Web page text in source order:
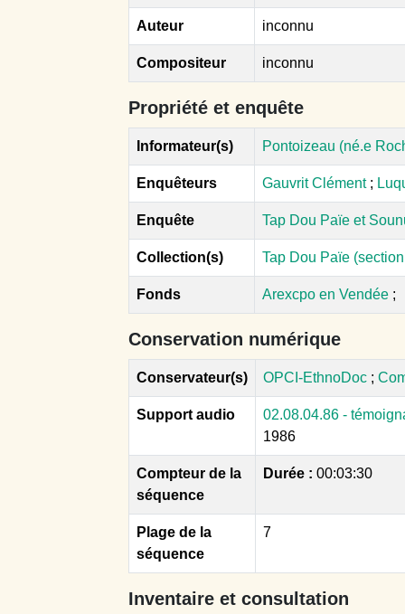
Auteur inconnu
Compositeur inconnu
Propriété et enquête
Informateur(s) Pontoizeau (né.e
Enquêteurs Gauvrit Clément;
Enquête Tap Dou Païe et
Collection(s) Tap Dou Païe
Fonds Arexcpo en Vendée ;
Conservation numérique
Conservateur(s) OPCI-EthnoDoc ;
Support audio
02.08.04.86 -
1986
Compteur de la
séquence
Durée : 00:03:30
Plage de la
séquence
7
Inventaire et consultation